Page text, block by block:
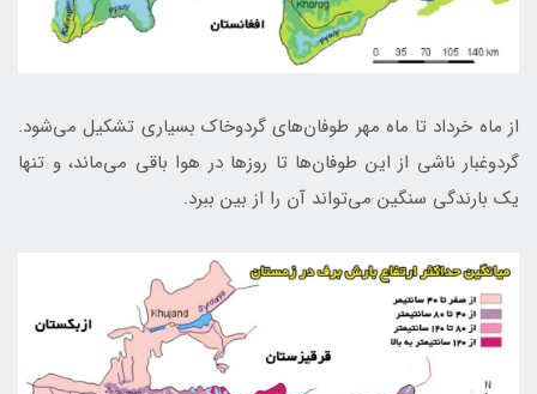
از ماه خرداد تا ماه مهر طوفان‌های گردوخاک بسیاری تشکیل مي‌شود.
گردوغبار ناشی از این طوفان‌ها تا روزها در هوا باقی می‌ماند، و تنها
یک بارندگی سنگین می‌تواند آن را از بین ببرد.